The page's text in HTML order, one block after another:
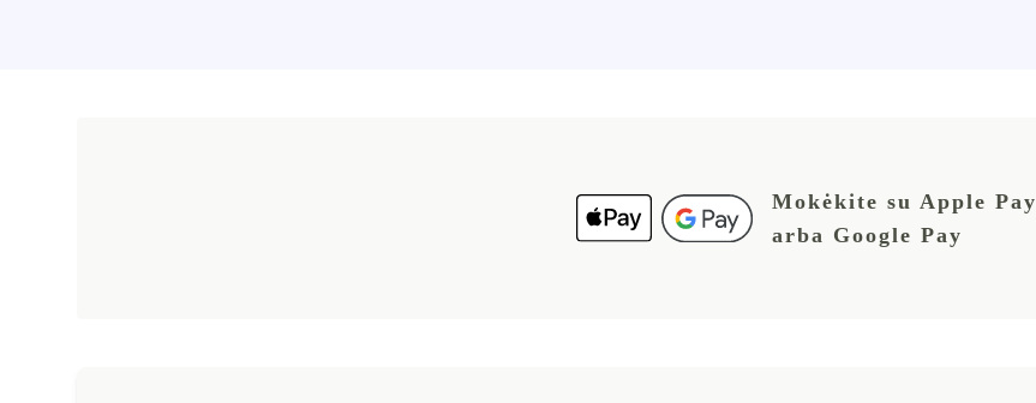
Mokėkite su Apple Pay
arba Google Pay